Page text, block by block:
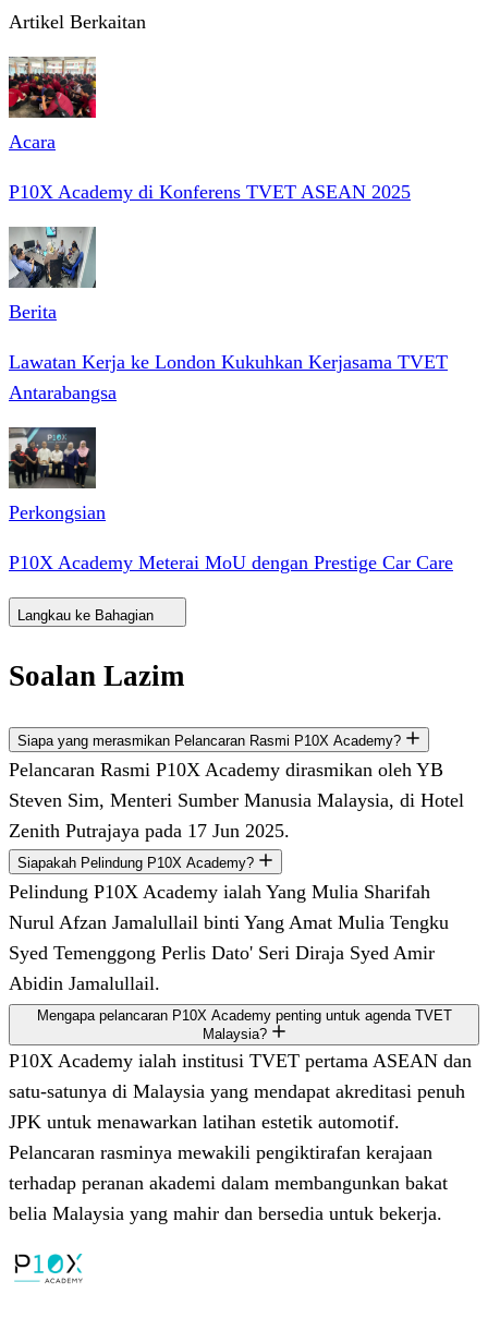
Artikel Berkaitan
Acara
P10X Academy di Konferens TVET ASEAN 2025
Berita
Lawatan Kerja ke London Kukuhkan Kerjasama TVET
Antarabangsa
Perkongsian
P10X Academy Meterai MoU dengan Prestige Car Care
Langkau ke Bahagian
Soalan Lazim
Siapa yang merasmikan Pelancaran Rasmi P10X Academy?
Pelancaran Rasmi P10X Academy dirasmikan oleh YB
Steven Sim, Menteri Sumber Manusia Malaysia, di Hotel
Zenith Putrajaya pada 17 Jun 2025.
Siapakah Pelindung P10X Academy?
Pelindung P10X Academy ialah Yang Mulia Sharifah
Nurul Afzan Jamalullail binti Yang Amat Mulia Tengku
Syed Temenggong Perlis Dato' Seri Diraja Syed Amir
Abidin Jamalullail.
Mengapa pelancaran P10X Academy penting untuk agenda TVET
Malaysia?
P10X Academy ialah institusi TVET pertama ASEAN dan
satu-satunya di Malaysia yang mendapat akreditasi penuh
JPK untuk menawarkan latihan estetik automotif.
Pelancaran rasminya mewakili pengiktirafan kerajaan
terhadap peranan akademi dalam membangunkan bakat
belia Malaysia yang mahir dan bersedia untuk bekerja.